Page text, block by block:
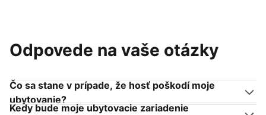
Odpovede na vaše otázky
Čo sa stane v prípade, že hosť poškodí moje
ubytovanie?
Kedy bude moje ubytovacie zariadenie